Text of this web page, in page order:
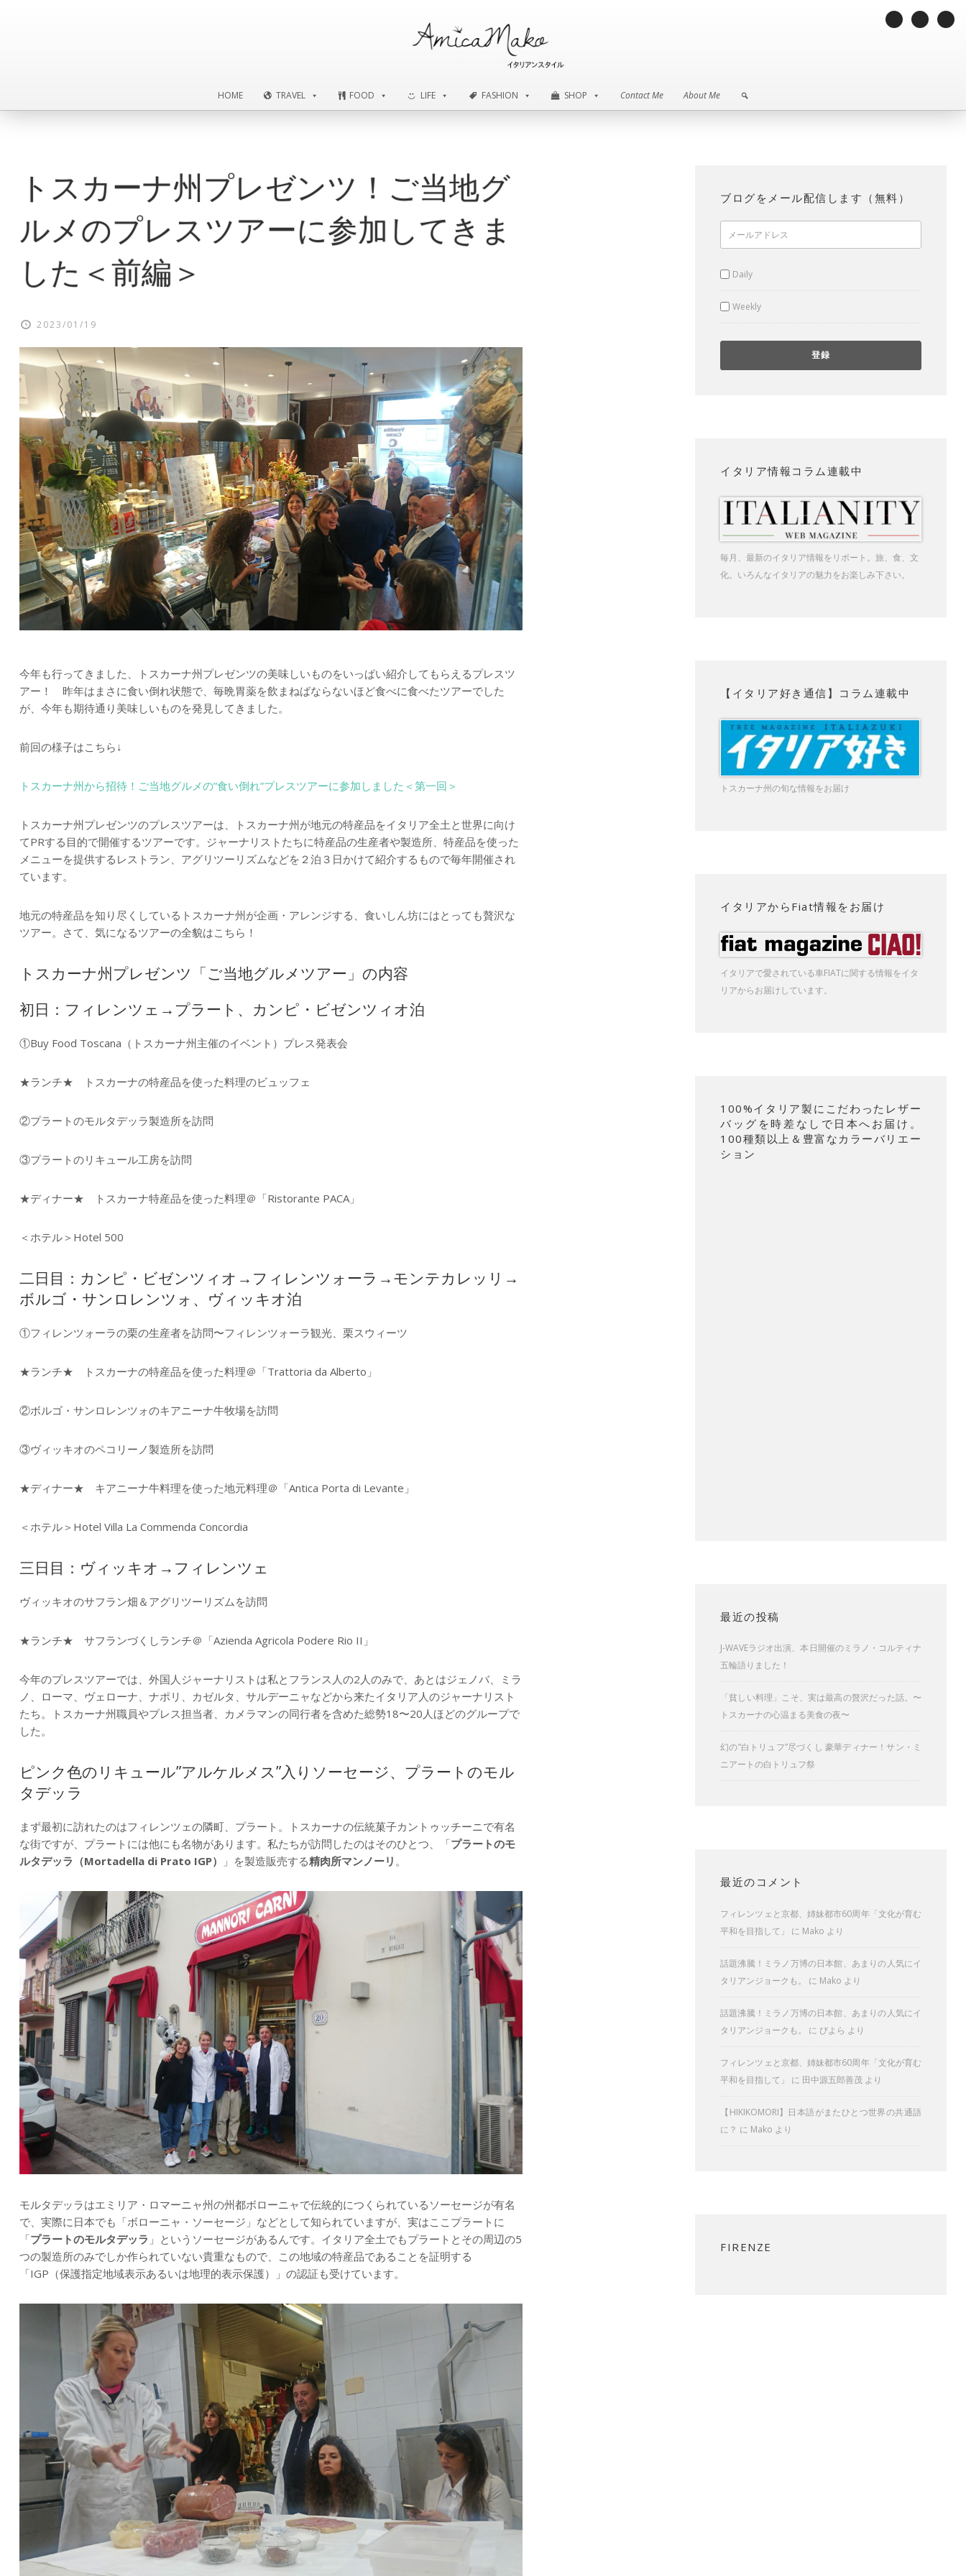
HOME TRAVEL FOOD LIFE FASHION SHOP Contact Me About Me
トスカーナ州プレゼンツ！ご当地グ
ルメのプレスツアーに参加してきま
した＜前編＞
2023/01/19
今年も行ってきました、トスカーナ州プレゼンツの美味しいものをいっぱい紹介してもらえるプレスツ
アー！ 昨年はまさに食い倒れ状態で、毎晩胃薬を飲まねばならないほど食べに食べたツアーでした
が、今年も期待通り美味しいものを発見してきました。
前回の様子はこちら↓
トスカーナ州から招待！ご当地グルメの”食い倒れ”プレスツアーに参加しました＜第一回＞
トスカーナ州プレゼンツのプレスツアーは、トスカーナ州が地元の特産品をイタリア全土と世界に向け
てPRする目的で開催するツアーです。ジャーナリストたちに特産品の生産者や製造所、特産品を使った
メニューを提供するレストラン、アグリツーリズムなどを２泊３日かけて紹介するもので毎年開催され
ています。
地元の特産品を知り尽くしているトスカーナ州が企画・アレンジする、食いしん坊にはとっても贅沢な
ツアー。さて、気になるツアーの全貌はこちら！
トスカーナ州プレゼンツ「ご当地グルメツアー」の内容
初日：フィレンツェ→プラート、カンピ・ビゼンツィオ泊
①Buy Food Toscana（トスカーナ州主催のイベント）プレス発表会
★ランチ★ トスカーナの特産品を使った料理のビュッフェ
②プラートのモルタデッラ製造所を訪問
③プラートのリキュール工房を訪問
★ディナー★ トスカーナ特産品を使った料理＠「Ristorante PACA」
＜ホテル＞Hotel 500
二日目：カンピ・ビゼンツィオ→フィレンツォーラ→モンテカレッリ→
ボルゴ・サンロレンツォ、ヴィッキオ泊
①フィレンツォーラの栗の生産者を訪問〜フィレンツォーラ観光、栗スウィーツ
★ランチ★ トスカーナの特産品を使った料理＠「Trattoria da Alberto」
②ボルゴ・サンロレンツォのキアニーナ牛牧場を訪問
③ヴィッキオのペコリーノ製造所を訪問
★ディナー★ キアニーナ牛料理を使った地元料理＠「Antica Porta di Levante」
＜ホテル＞Hotel Villa La Commenda Concordia
三日目：ヴィッキオ→フィレンツェ
ヴィッキオのサフラン畑＆アグリツーリズムを訪問
★ランチ★ サフランづくしランチ＠「Azienda Agricola Podere Rio II」
今年のプレスツアーでは、外国人ジャーナリストは私とフランス人の2人のみで、あとはジェノバ、ミラ
ノ、ローマ、ヴェローナ、ナポリ、カゼルタ、サルデーニャなどから来たイタリア人のジャーナリスト
たち。トスカーナ州職員やプレス担当者、カメラマンの同行者を含めた総勢18〜20人ほどのグループで
した。
ピンク色のリキュール”アルケルメス”入りソーセージ、プラートのモル
タデッラ
まず最初に訪れたのはフィレンツェの隣町、プラート。トスカーナの伝統菓子カントゥッチーニで有名
な街ですが、プラートには他にも名物があります。私たちが訪問したのはそのひとつ、「プラートのモ
ルタデッラ（Mortadella di Prato IGP）
」を製造販売する精肉所マンノーリ 。
モルタデッラはエミリア・ロマーニャ州の州都ボローニャで伝統的につくられているソーセージが有名
で、実際に日本でも「ボローニャ・ソーセージ」などとして知られていますが、実はここプラートに
「プラートのモルタデッラ 」というソーセージがあるんです。イタリア全土でもプラートとその周辺の5
つの製造所のみでしか作られていない貴重なもので、この地域の特産品であることを証明する
「IGP（保護指定地域表示あるいは地理的表示保護）」の認証も受けています。
ブログをメール配信します（無料）
Daily
Weekly
イタリア情報コラム連載中
毎月、最新のイタリア情報をリポート。旅、食、文
化。いろんなイタリアの魅力をお楽しみ下さい。
【イタリア好き通信】コラム連載中
トスカーナ州の旬な情報をお届け
イタリアからFiat情報をお届け
イタリアで愛されている車FIATに関する情報をイタ
リアからお届けしています。
100%イタリア製にこだわったレザー
バッグを時差なしで日本へお届け。
100種類以上＆豊富なカラーバリエー
ション
最近の投稿
J-WAVEラジオ出演、本日開催のミラノ・コルティナ
五輪語りました！
「貧しい料理」こそ、実は最高の贅沢だった話。〜
トスカーナの心温まる美食の夜〜
幻の”白トリュフ”尽づくし 豪華ディナー！サン・ミ
ニアートの白トリュフ祭
最近のコメント
フィレンツェと京都、姉妹都市60周年「文化が育む
平和を目指して」
に Mako より
話題沸騰！ミラノ万博の日本館、あまりの人気にイ
タリアンジョークも。
に Mako より
話題沸騰！ミラノ万博の日本館、あまりの人気にイ
タリアンジョークも。
にびよら より
フィレンツェと京都、姉妹都市60周年「文化が育む
平和を目指して」
に 田中源五郎善茂 より
【HIKIKOMORI】日本語がまたひとつ世界の共通語
に？ に Mako より
FIRENZE